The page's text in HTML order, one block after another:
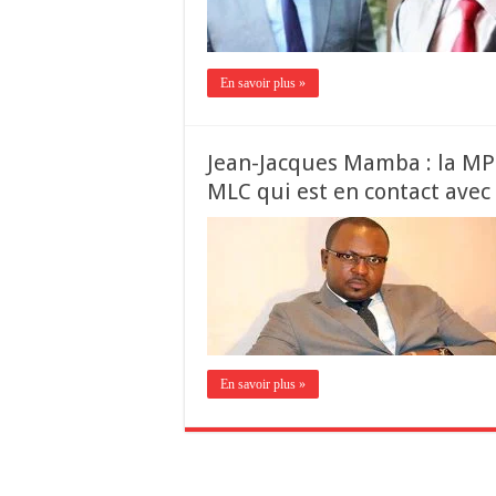
En savoir plus »
Jean-Jacques Mamba : la
MLC qui est en contact avec
En savoir plus »